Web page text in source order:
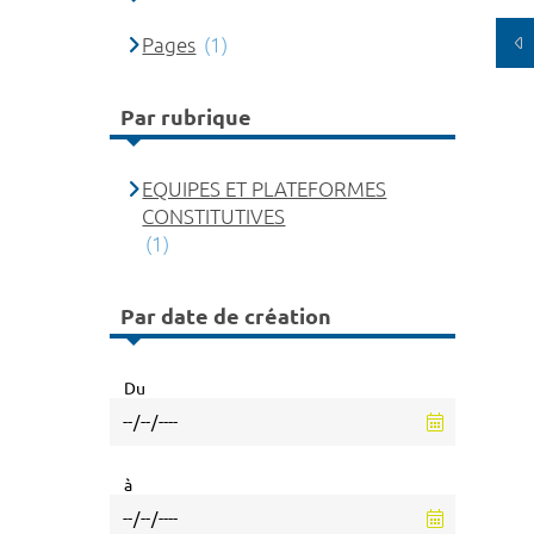
Pages (1)
Par rubrique
EQUIPES ET PLATEFORMES
CONSTITUTIVES
(1)
Par date de création
Du
à